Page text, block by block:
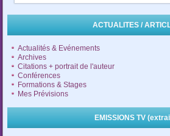
ACTUALITES /
Actualités & Evénements
Archives
Citations + portrait de l'auteur
Conférences
Formations & Stages
Mes Prévisions
EMISSIONS TV